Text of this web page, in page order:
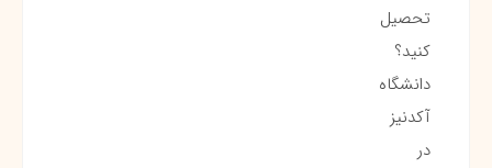
تحصیل
کنید؟
دانشگاه
آکدنیز
در